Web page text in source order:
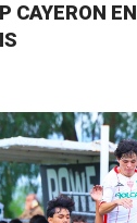
CAYERON